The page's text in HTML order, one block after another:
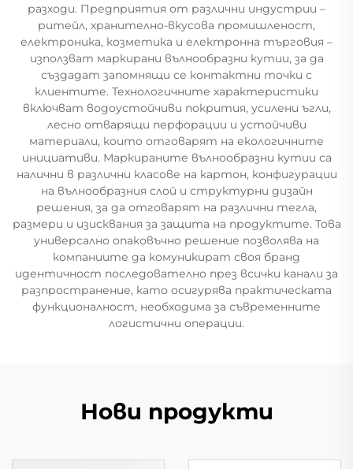
разходи. Предприятия от различни индустрии –
ритейл, хранително-вкусова промишленост,
електроника, козметика и електронна търговия –
използват маркирани вълнообразни кутии, за да
създадат запомнящи се контактни точки с
клиентите. Технологичните характеристики
включват водоустойчиви покрития, усилени ъгли,
лесно отварящи перфорации и устойчиви
материали, които отговарят на екологичните
инициативи. Маркираните вълнообразни кутии са
налични в различни класове на картон, конфигурации
на вълнообразния слой и структурни дизайн
решения, за да отговарят на различни тегла,
размери и изисквания за защита на продуктите. Това
универсално опаковъчно решение позволява на
компаниите да комуникират своя бранд
идентичност последователно през всички канали за
разпространение, като осигурява практическата
функционалност, необходима за съвременните
логистични операции.
Нови продукти